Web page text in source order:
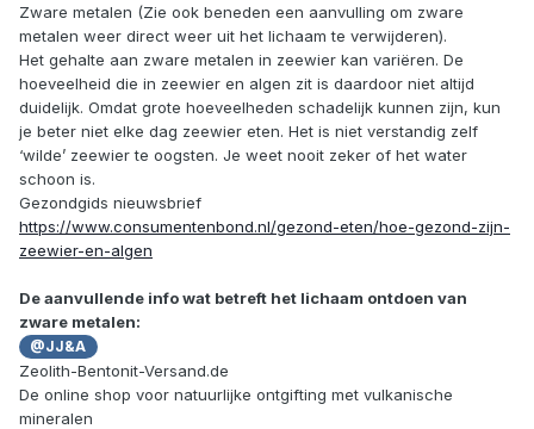
Zware metalen (Zie ook beneden een aanvulling om zware
metalen weer direct weer uit het lichaam te verwijderen).
Het gehalte aan zware metalen in zeewier kan variëren. De
hoeveelheid die in zeewier en algen zit is daardoor niet altijd
duidelijk. Omdat grote hoeveelheden schadelijk kunnen zijn, kun
je beter niet elke dag zeewier eten. Het is niet verstandig zelf
‘wilde’ zeewier te oogsten. Je weet nooit zeker of het water
schoon is.
Gezondgids nieuwsbrief
https://www.consumentenbond.nl/gezond-eten/hoe-gezond-zijn-
zeewier-en-algen
De aanvullende info wat betreft het lichaam ontdoen van
zware metalen:
@JJ&A
Zeolith-Bentonit-Versand.de
De online shop voor natuurlijke ontgifting met vulkanische
mineralen